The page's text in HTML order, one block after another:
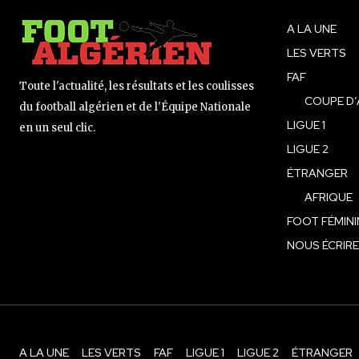
Toute l'actualité, les résultats et les coulisses
du football algérien et de l'Équipe Nationale
en un seul clic.
A LA UNE
LES VERTS
FAF
COUPE
LIGUE 1
LIGUE 2
ÉTRANGER
AFRIQUE
FOOT
NOUS ÉCRIRE
A LA UNE LES VERTS FAF LIGUE 1 LIGUE 2 ÉTRANGER